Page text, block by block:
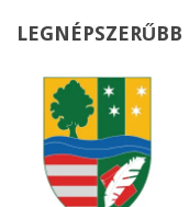
LEGNÉPSZERŰBB